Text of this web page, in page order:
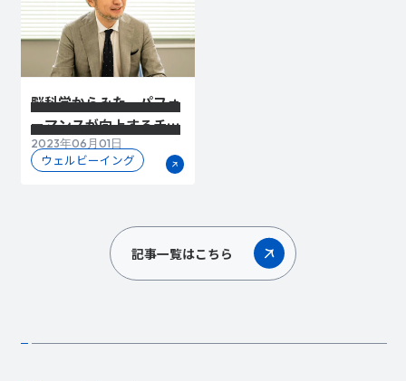
脳科学からみた、パフォ
ーマンスが向上するチー
ム環境やワークプレイス
2023年06月01日
ウェルビーイング
記事一覧はこちら